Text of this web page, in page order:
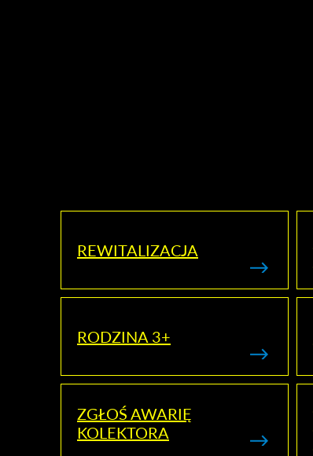
REWITALIZACJA
RODZINA 3+
ZGŁOŚ AWARIĘ
KOLEKTORA